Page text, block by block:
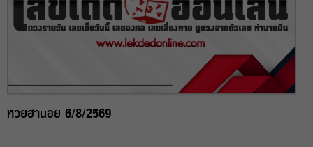
หวยฮานอย 6/8/2569